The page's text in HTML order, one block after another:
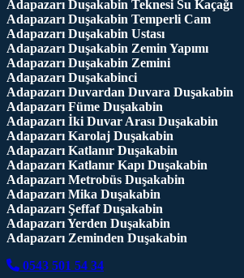
Adapazarı Duşakabin Teknesi Su Kaçağı
Adapazarı Duşakabin Temperli Cam
Adapazarı Duşakabin Ustası
Adapazarı Duşakabin Zemin Yapımı
Adapazarı Duşakabin Zemini
Adapazarı Duşakabinci
Adapazarı Duvardan Duvara Duşakabin
Adapazarı Füme Duşakabin
Adapazarı İki Duvar Arası Duşakabin
Adapazarı Karolaj Duşakabin
Adapazarı Katlanır Duşakabin
Adapazarı Katlanır Kapı Duşakabin
Adapazarı Metrobüs Duşakabin
Adapazarı Mika Duşakabin
Adapazarı Şeffaf Duşakabin
Adapazarı Yerden Duşakabin
Adapazarı Zeminden Duşakabin
0543 501 54 34